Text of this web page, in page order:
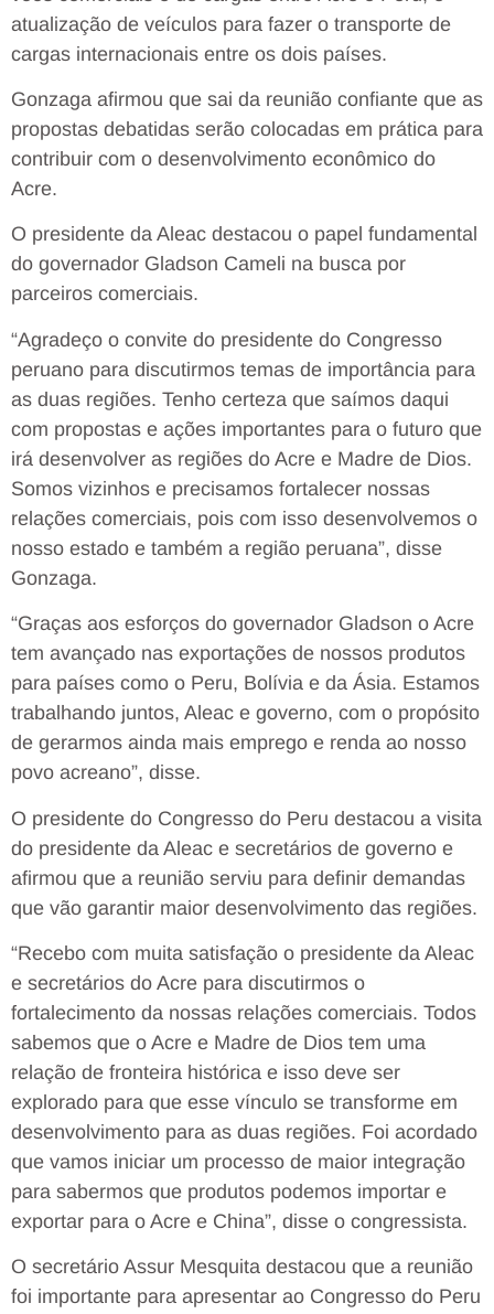
atualização de veículos para fazer o transporte de
cargas internacionais entre os dois países.
Gonzaga afirmou que sai da reunião confiante que as
propostas debatidas serão colocadas em prática para
contribuir com o desenvolvimento econômico do
Acre.
O presidente da Aleac destacou o papel fundamental
do governador Gladson Cameli na busca por
parceiros comerciais.
“Agradeço o convite do presidente do Congresso
peruano para discutirmos temas de importância para
as duas regiões. Tenho certeza que saímos daqui
com propostas e ações importantes para o futuro que
irá desenvolver as regiões do Acre e Madre de Dios.
Somos vizinhos e precisamos fortalecer nossas
relações comerciais, pois com isso desenvolvemos o
nosso estado e também a região peruana”, disse
Gonzaga.
“Graças aos esforços do governador Gladson o Acre
tem avançado nas exportações de nossos produtos
para países como o Peru, Bolívia e da Ásia. Estamos
trabalhando juntos, Aleac e governo, com o propósito
de gerarmos ainda mais emprego e renda ao nosso
povo acreano”, disse.
O presidente do Congresso do Peru destacou a visita
do presidente da Aleac e secretários de governo e
afirmou que a reunião serviu para definir demandas
que vão garantir maior desenvolvimento das regiões.
“Recebo com muita satisfação o presidente da Aleac
e secretários do Acre para discutirmos o
fortalecimento da nossas relações comerciais. Todos
sabemos que o Acre e Madre de Dios tem uma
relação de fronteira histórica e isso deve ser
explorado para que esse vínculo se transforme em
desenvolvimento para as duas regiões. Foi acordado
que vamos iniciar um processo de maior integração
para sabermos que produtos podemos importar e
exportar para o Acre e China”, disse o congressista.
O secretário Assur Mesquita destacou que a reunião
foi importante para apresentar ao Congresso do Peru